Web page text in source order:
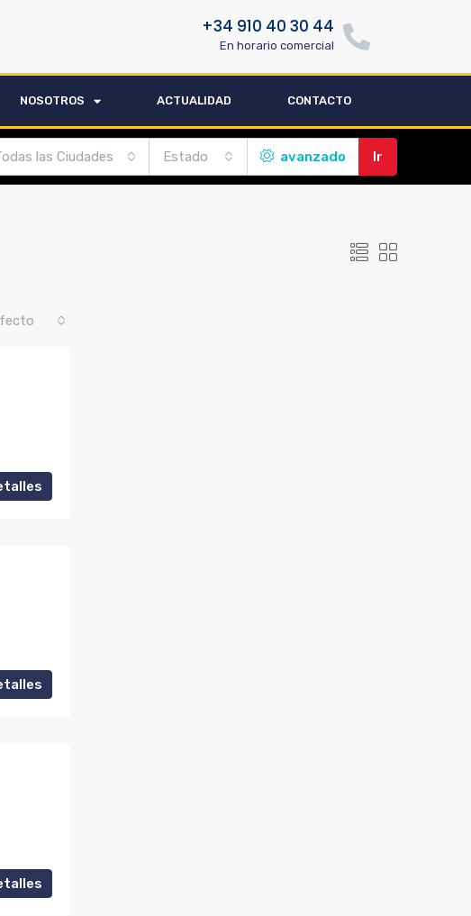
+34 910 40 30 44
En horario comercial
NOSOTROS ACTUALIDAD CONTACTO
las Ciudades Estado avanzado Ir